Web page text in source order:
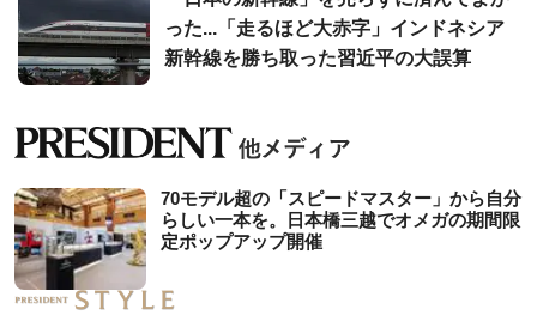
った...「走るほど大赤字」インドネシア
新幹線を勝ち取った習近平の大誤算
70モデル超の「スピードマスター」から自分
らしい一本を。日本橋三越でオメガの期間限
定ポップアップ開催